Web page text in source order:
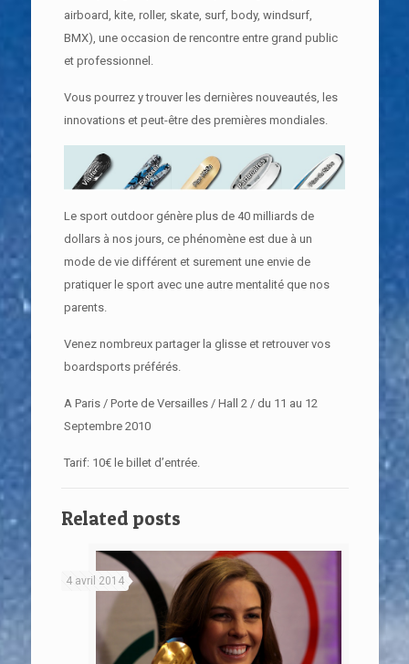
airboard, kite, roller, skate, surf, body, windsurf,
BMX), une occasion de rencontre entre grand public
et professionnel.
Vous pourrez y trouver les dernières nouveautés, les
innovations et peut-être des premières mondiales.
Le sport outdoor génère plus de 40 milliards de
dollars à nos jours, ce phénomène est due à un
mode de vie différent et surement une envie de
pratiquer le sport avec une autre mentalité que nos
parents.
Venez nombreux partager la glisse et retrouver vos
boardsports préférés.
A Paris / Porte de Versailles / Hall 2 / du 11 au 12
Septembre 2010
Tarif: 10€ le billet d’entrée.
Related posts
4 avril 2014